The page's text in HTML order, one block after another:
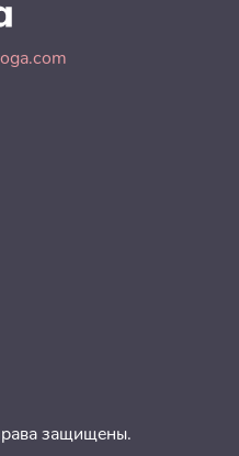
защищены.